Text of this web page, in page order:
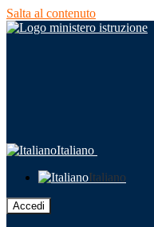
Salta al contenuto
Italiano
Italiano
Accedi